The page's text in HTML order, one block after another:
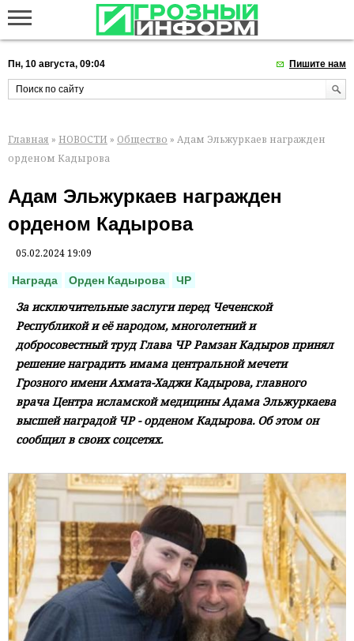
Пн, 10 августа, 09:04 Пишите нам
Главная » НОВОСТИ » Общество » Адам Эльжуркаев награжден
орденом Кадырова
Адам Эльжуркаев награжден
орденом Кадырова
05.02.2024 19:09
Награда Орден Кадырова ЧР
За исключительные заслуги перед Чеченской
Республикой и её народом, многолетний и
добросовестный труд Глава ЧР Рамзан Кадыров принял
решение наградить имама центральной мечети
Грозного имени Ахмата-Хаджи Кадырова, главного
врача Центра исламской медицины Адама Эльжуркаева
высшей наградой ЧР - орденом Кадырова. Об этом он
сообщил в своих соцсетях.